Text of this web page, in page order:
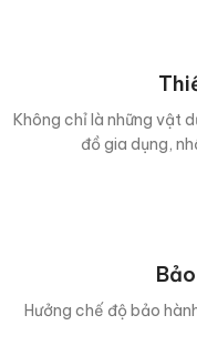
Không chỉ là những vật
đồ gia dụng,
Hưởng chế độ bảo